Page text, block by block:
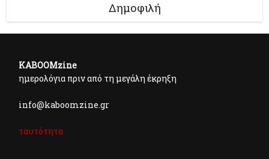
Δημοφιλή
KABOOMzine
ημερολόγια πριν από τη μεγάλη έκρηξη
info@kaboomzine.gr
ταυτότητα